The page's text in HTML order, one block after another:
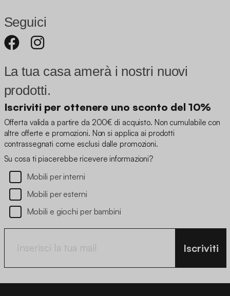
Seguici
La tua casa amerà i nostri nuovi
prodotti.
Iscriviti per ottenere uno sconto del 10%
Offerta valida a partire da 200€ di acquisto. Non cumulabile con
altre offerte e promozioni. Non si applica ai prodotti
contrassegnati come esclusi dalle promozioni.
Su cosa ti piacerebbe ricevere informazioni?
Mobili per interni
Mobili per esterni
Mobili e giochi per bambini
Iscriviti